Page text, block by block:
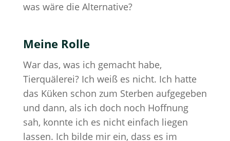
was wäre die Alternative?
Meine Rolle
War das, was ich gemacht habe,
Tierquälerei? Ich weiß es nicht. Ich hatte
das Küken schon zum Sterben aufgegeben
und dann, als ich doch noch Hoffnung
sah, konnte ich es nicht einfach liegen
lassen. Ich bilde mir ein, dass es im